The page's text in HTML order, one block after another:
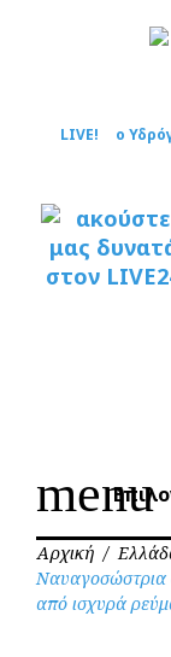
LIVE! ο
menu
Αρχική /
Ναυαγοσώστρια
από ισχυρά